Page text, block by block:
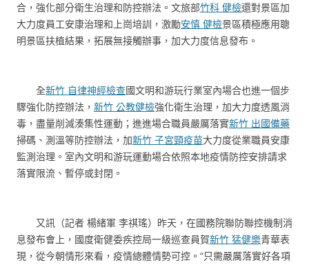
合，強化部分衛生治理和防控辦法。文旅部竹科 健檢還對景區加
大力度員工安康治理和上崗培訓，激勵安慎 健檢景區積極應用聰
明景區扶植結果，拓展無接觸辦事，加大力度信息發布。
全新竹 自律神經檢查國文明和游玩行業室內場合也進一個步
驟強化防控辦法， 新竹 公教健檢強化衛生治理，加大力度透風消
毒，盡量削減湊集性運動；進進場合職員嚴厲落實新竹 出國備藥
掃碼、測溫等防控辦法，加新竹 子宮頸疫苗大力度從業職員安康
監測治理。室內文明和游玩運動場合依照本地疫情防控安排請求
落實限流、暫停或封閉。
又訊（記者 楊緒軍 李祺瑤）昨天，在國務院聯防聯控機制消
息發布會上，國度衛健委疾控局一級巡查員賀新竹 猛健樂青華表
現，從今朝情形來看，疫情總體情勢可控。“只需嚴厲落實好各項